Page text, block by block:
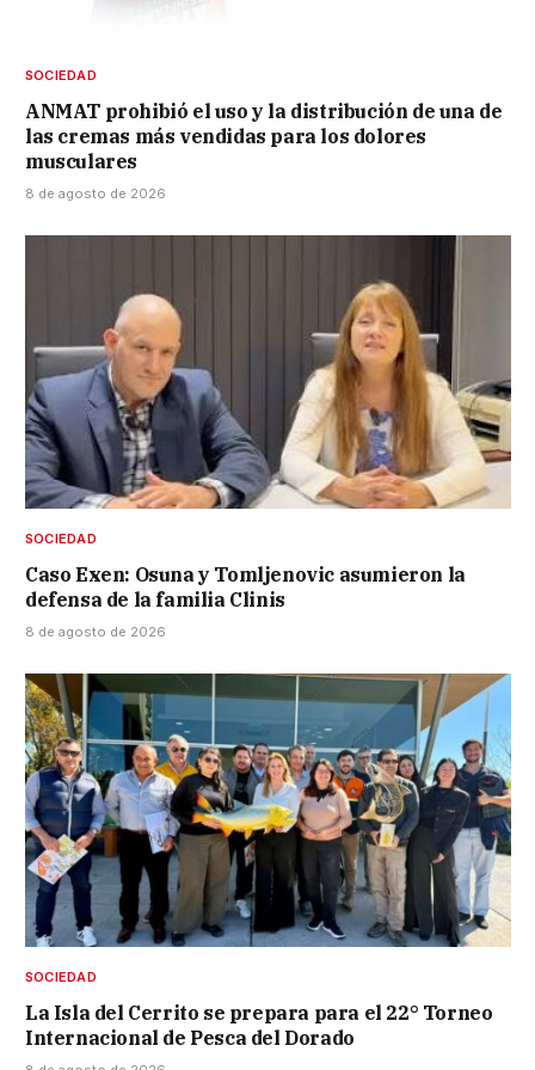
SOCIEDAD
ANMAT prohibió el uso y la distribución de una de
las cremas más vendidas para los dolores
musculares
8 de agosto de 2026
SOCIEDAD
Caso Exen: Osuna y Tomljenovic asumieron la
defensa de la familia Clinis
8 de agosto de 2026
SOCIEDAD
La Isla del Cerrito se prepara para el 22° Torneo
Internacional de Pesca del Dorado